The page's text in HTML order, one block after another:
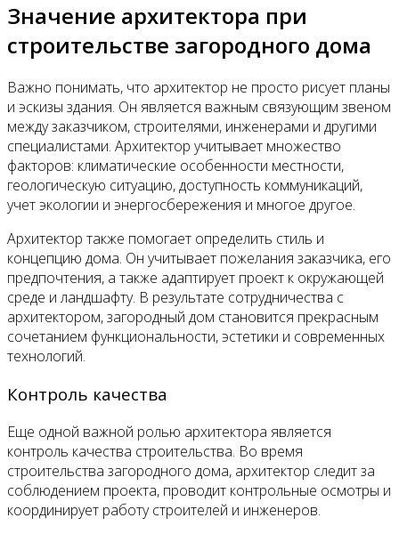
Значение архитектора при
строительстве загородного дома
Важно понимать, что архитектор не просто рисует планы
и эскизы здания. Он является важным связующим звеном
между заказчиком, строителями, инженерами и другими
специалистами. Архитектор учитывает множество
факторов: климатические особенности местности,
геологическую ситуацию, доступность коммуникаций,
учет экологии и энергосбережения и многое другое.
Архитектор также помогает определить стиль и
концепцию дома. Он учитывает пожелания заказчика, его
предпочтения, а также адаптирует проект к окружающей
среде и ландшафту. В результате сотрудничества с
архитектором, загородный дом становится прекрасным
сочетанием функциональности, эстетики и современных
технологий.
Контроль качества
Еще одной важной ролью архитектора является
контроль качества строительства. Во время
строительства загородного дома, архитектор следит за
соблюдением проекта, проводит контрольные осмотры и
координирует работу строителей и инженеров.